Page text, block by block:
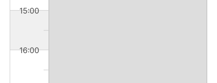
15:00
16:00